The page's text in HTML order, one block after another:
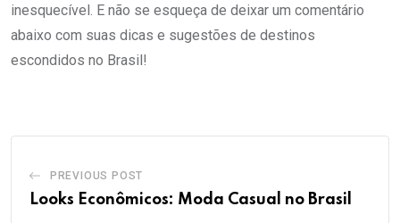
inesquecível. E não se esqueça de deixar um comentário
abaixo com suas dicas e sugestões de destinos
escondidos no Brasil!
PREVIOUS POST
Looks Econômicos: Moda Casual no Brasil